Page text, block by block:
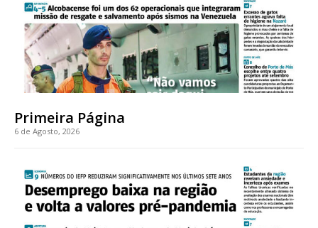
Planos de Assinatura
Faça-se assinante do Região de Cister e ajude-nos a manter este serviço
Primeira Página
6 de Agosto, 2026